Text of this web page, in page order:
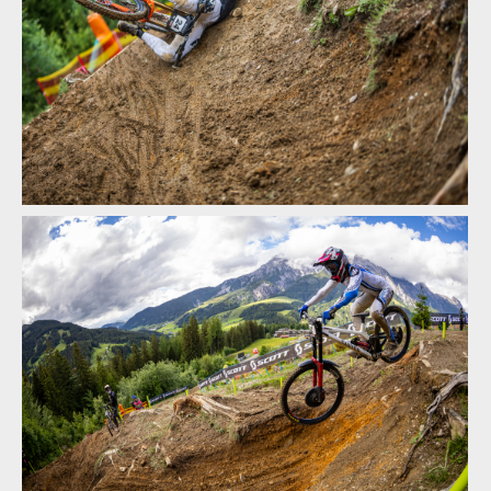
Textem i obrazem: Vojta Hanák přiblíží Světový pohár
v rakouském Leogangu
Textem i obrazem: Vojta Hanák přiblíží Světový pohár
v rakouském Leogangu
Textem i obrazem: Vojta Hanák přiblíží Světový pohár
v rakouském Leogangu
Textem i obrazem: Vojta Hanák přiblíží Světový pohár
v rakouském Leogangu